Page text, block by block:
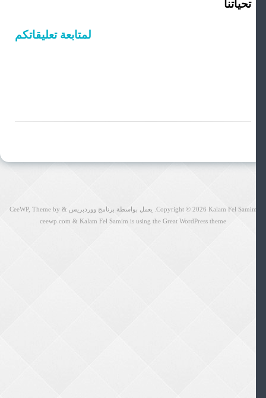
تحياتنا
لمتابعة تعليقاتكم
Copyright © 2026Kalam Fel . يعمل بواسطة برنامج ووردبريس &
CeeWP,Theme by
ceewp.com&Kalam Fel Samim is using the Great WordPress theme